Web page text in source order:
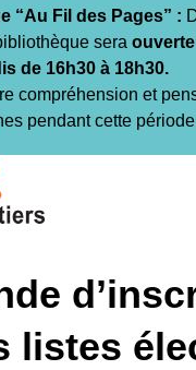
“Au Fil des Pages” :
sera
de 16h30 à 18h30.
compréhension et
pendant cette
listes